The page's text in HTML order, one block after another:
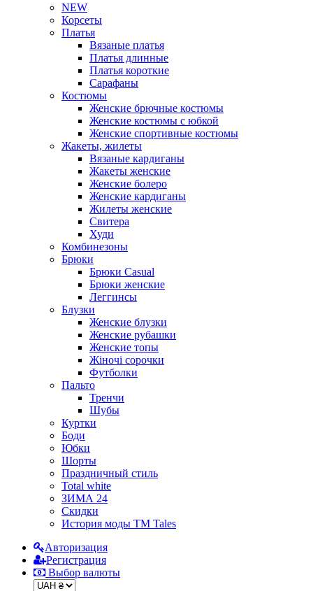
NEW
Корсеты
Платья
Вязаные платья
Платья длинные
Платья короткие
Сарафаны
Костюмы
Женские брючные костюмы
Женские костюмы с юбкой
Женские спортивные костюмы
Жакеты, жилеты
Вязаные кардиганы
Жакеты женские
Женские болеро
Женские кардиганы
Жилеты женские
Свитера
Худи
Комбинезоны
Брюки
Брюки Casual
Брюки женские
Леггинсы
Блузки
Женские блузки
Женские рубашки
Женские топы
Жіночі сорочки
Футболки
Пальто
Тренчи
Шубы
Куртки
Боди
Юбки
Шорты
Праздничный стиль
Total white
ЗИМА 24
Скидки
История моды ТМ Tales
Авторизация
Регистрация
Выбор валюты